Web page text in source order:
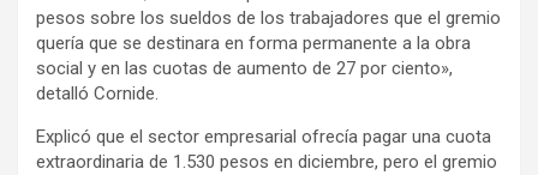
pesos sobre los sueldos de los trabajadores que el gremio
quería que se destinara en forma permanente a la obra
social y en las cuotas de aumento de 27 por ciento»,
detalló Cornide.
Explicó que el sector empresarial ofrecía pagar una cuota
extraordinaria de 1.530 pesos en diciembre, pero el gremio